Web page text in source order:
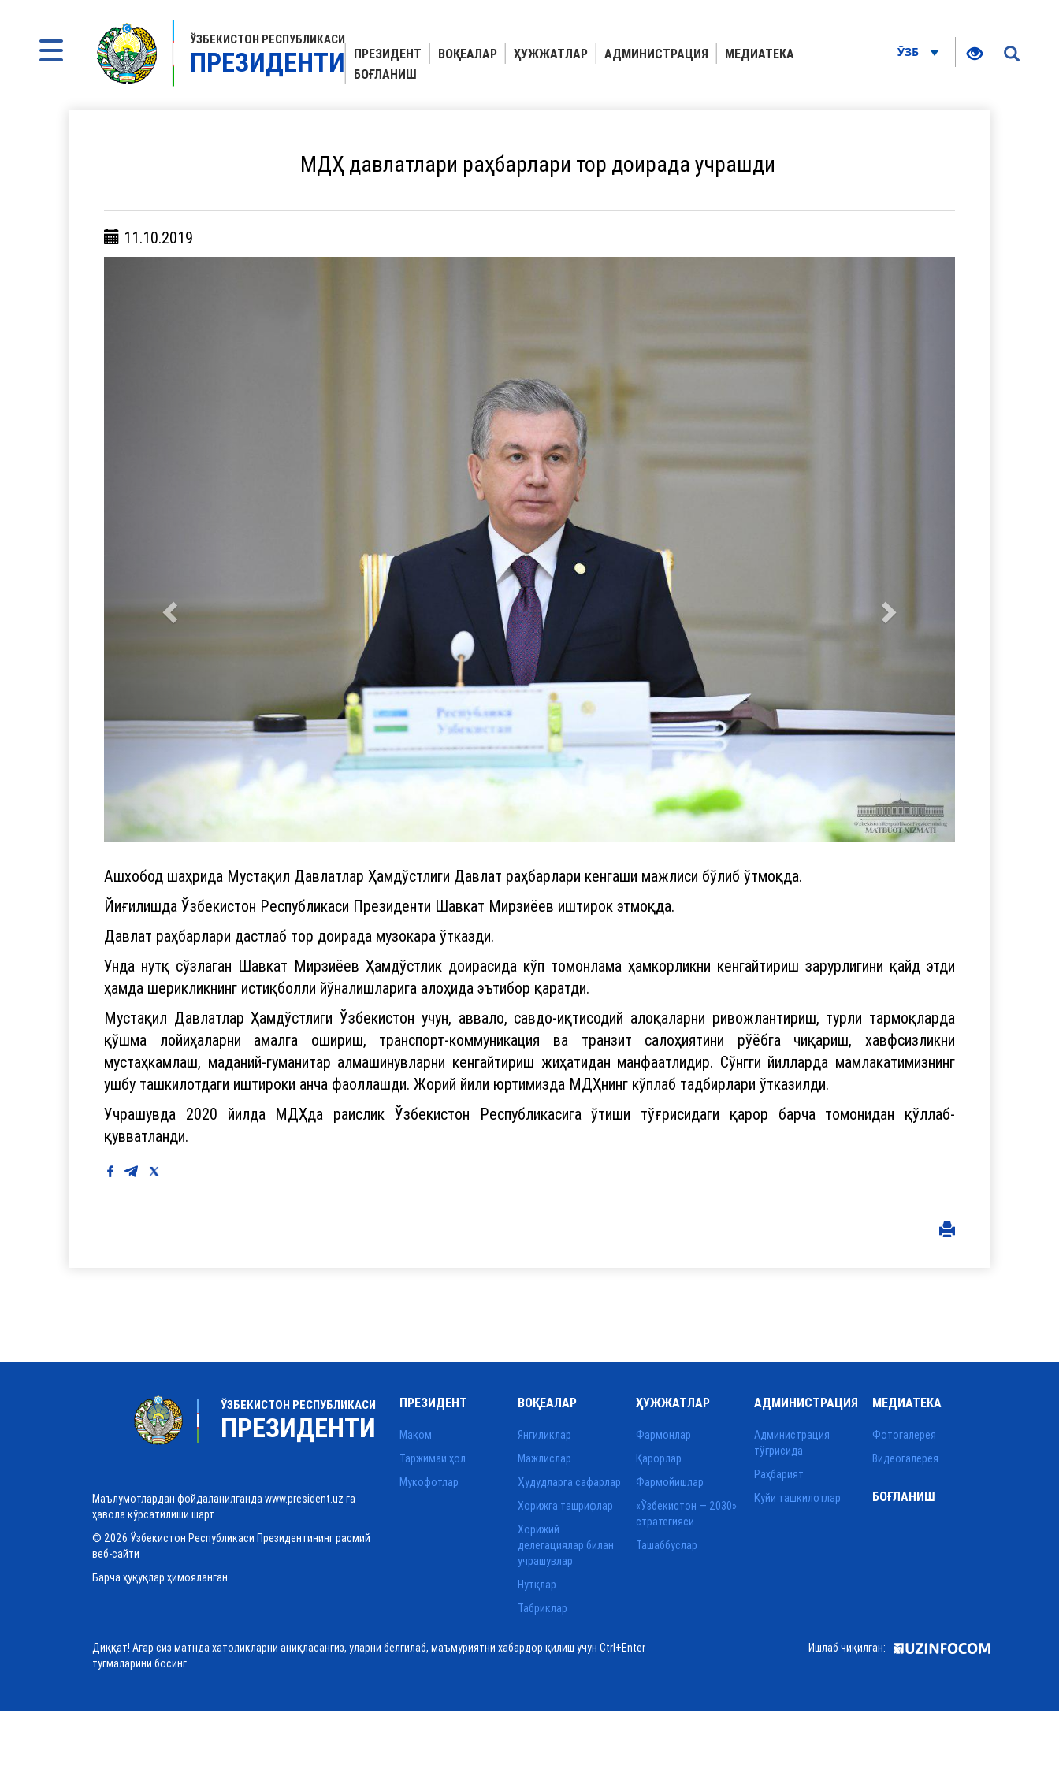
ЎЗБЕКИСТОН РЕСПУБЛИКАСИ
ПРЕЗИДЕНТИ ПРЕЗИДЕНТ ВОҚЕАЛАР ҲУЖЖАТЛАР АДМИНИСТРАЦИЯ
МЕДИАТЕКА
БОҒЛАНИШ
ЎЗБ
МДҲ давлатлари раҳбарлари тор доирада учрашди
11.10.2019
Ашхобод шаҳрида Мустақил Давлатлар Ҳамдўстлиги Давлат раҳбарлари кенгаши мажлиси бўлиб ўтмоқда.
Йиғилишда Ўзбекистон Республикаси Президенти Шавкат Мирзиёев иштирок этмоқда.
Давлат раҳбарлари дастлаб тор доирада музокара ўтказди.
Унда нутқ сўзлаган Шавкат Мирзиёев Ҳамдўстлик доирасида кўп томонлама ҳамкорликни кенгайтириш зарурлигини қайд этди
ҳамда шерикликнинг истиқболли йўналишларига алоҳида эътибор қаратди.
Мустақил Давлатлар Ҳамдўстлиги Ўзбекистон учун, аввало, савдо-иқтисодий алоқаларни ривожлантириш, турли тармоқларда
қўшма лойиҳаларни амалга ошириш, транспорт-коммуникация ва транзит салоҳиятини рўёбга чиқариш, хавфсизликни
мустаҳкамлаш, маданий-гуманитар алмашинувларни кенгайтириш жиҳатидан манфаатлидир. Сўнгги йилларда мамлакатимизнинг
ушбу ташкилотдаги иштироки анча фаоллашди. Жорий йили юртимизда МДҲнинг кўплаб тадбирлари ўтказилди.
Учрашувда 2020 йилда МДҲда раислик Ўзбекистон Республикасига ўтиши тўғрисидаги қарор барча томонидан қўллаб-
қувватланди.
ЎЗБЕКИСТОН РЕСПУБЛИКАСИ
ПРЕЗИДЕНТИ
Маълумотлардан фойдаланилганда www.president.uz га
ҳавола кўрсатилиши шарт
© 2026 Ўзбекистон Республикаси Президентининг расмий
веб-сайти
Барча ҳуқуқлар ҳимояланган
ПРЕЗИДЕНТ
Мақом
Таржимаи ҳол
Мукофотлар
ВОҚЕАЛАР
Янгиликлар
Мажлислар
Ҳудудларга сафарлар
Хорижга ташрифлар
Хорижий
делегациялар билан
учрашувлар
Нутқлар
Табриклар
ҲУЖЖАТЛАР
Фармонлар
Қарорлар
Фармойишлар
«Ўзбекистон — 2030»
стратегияси
Ташаббуслар
АДМИНИСТРАЦИЯ
Администрация
тўғрисида
Раҳбарият
Қуйи ташкилотлар
МЕДИАТЕКА
Фотогалерея
Видеогалерея
БОҒЛАНИШ
Диққат! Агар сиз матнда хатоликларни аниқласангиз, уларни белгилаб, маъмуриятни хабардор қилиш учун Ctrl+Enter
тугмаларини босинг
Ишлаб чиқилган: